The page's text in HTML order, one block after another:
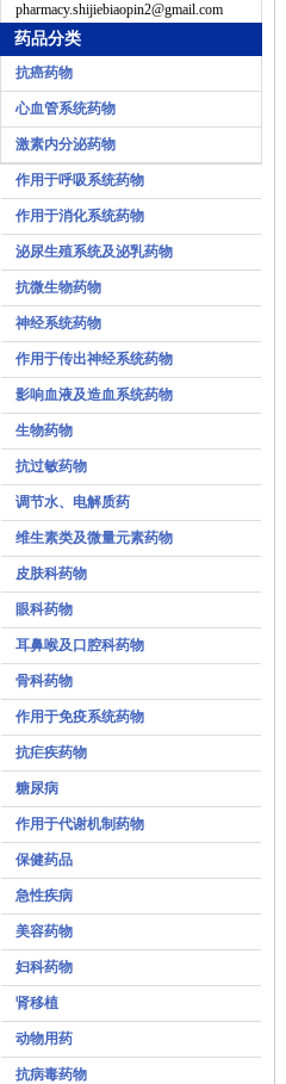
pharmacy.shijiebiaopin2@gmail.com
药品分类
抗癌药物
心血管系统药物
激素内分泌药物
作用于呼吸系统药物
作用于消化系统药物
泌尿生殖系统及泌乳药物
抗微生物药物
神经系统药物
作用于传出神经系统药物
影响血液及造血系统药物
生物药物
抗过敏药物
调节水、电解质药
维生素类及微量元素药物
皮肤科药物
眼科药物
耳鼻喉及口腔科药物
骨科药物
作用于免疫系统药物
抗疟疾药物
糖尿病
作用于代谢机制药物
保健药品
急性疾病
美容药物
妇科药物
肾移植
动物用药
抗病毒药物